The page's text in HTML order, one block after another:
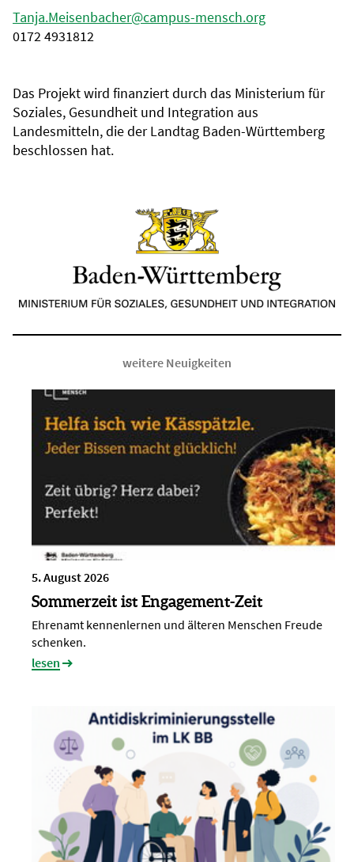
Tanja.Meisenbacher@campus-mensch.org
0172 4931812
Das Projekt wird finanziert durch das Ministerium für
Soziales, Gesundheit und Integration aus
Landesmitteln, die der Landtag Baden-Württemberg
beschlossen hat.
weitere Neuigkeiten
5. August 2026
Sommerzeit ist Engagement-Zeit
Ehrenamt kennenlernen und älteren Menschen Freude
schenken.
lesen